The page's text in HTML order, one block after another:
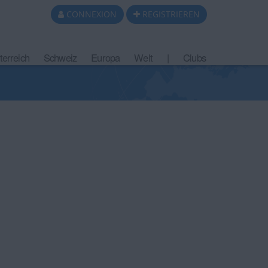
CONNEXION REGISTRIEREN
Schweiz Europa Welt Clubs